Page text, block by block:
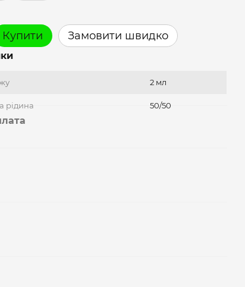
Купити Замовити швидко
2 мл
рідина 50/50